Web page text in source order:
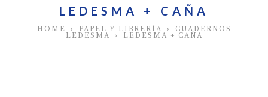
LEDESMA + CAÑA
HOME PAPEL Y LIBRERÍA
CUADERNOS
LEDESMA
LEDESMA + CAÑA